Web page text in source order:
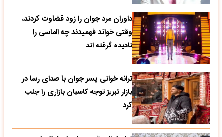
داوران مرد جوان را زود قضاوت کردند،
وقتی خواند فهمیدند چه الماسی را
نادیده گرفته اند
ترانه خوانی پسر جوان با صدای رسا در
بازار تبریز توجه کاسبان بازاری را جلب
کرد